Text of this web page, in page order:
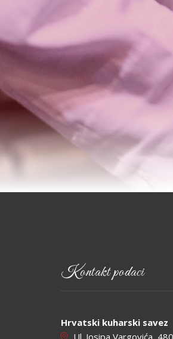
Kontakt podaci
Hrvatski kuharski savez
Ul. Josipa Vargovića,